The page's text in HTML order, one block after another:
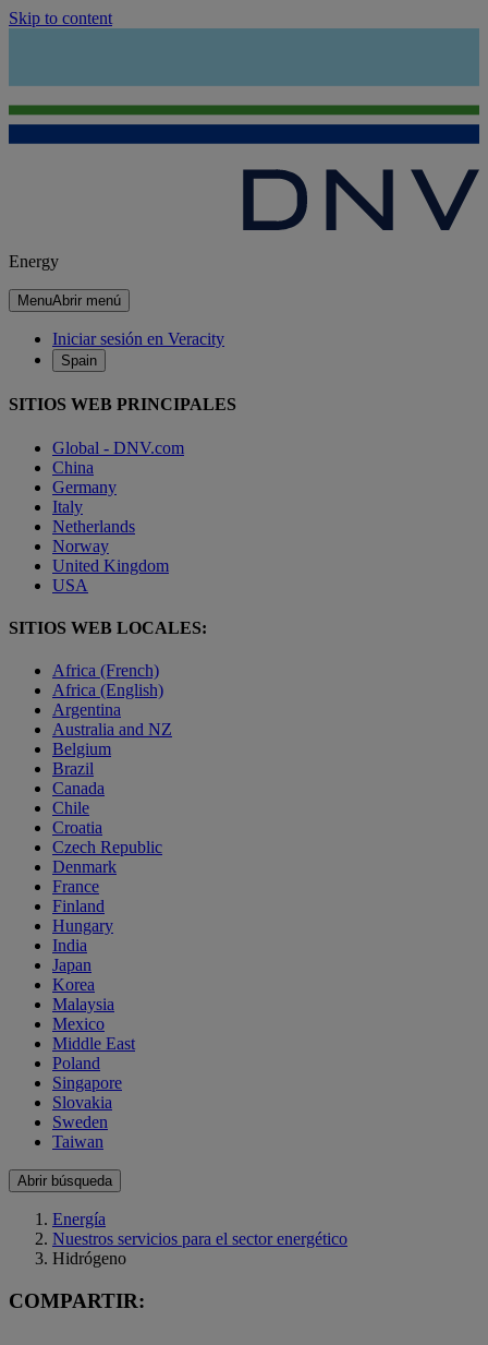
Skip to content
Energy
MenuAbrir menú
Iniciar sesión en Veracity
Spain
SITIOS WEB PRINCIPALES
Global - DNV.com
China
Germany
Italy
Netherlands
Norway
United Kingdom
USA
SITIOS WEB LOCALES:
Africa (French)
Africa (English)
Argentina
Australia and NZ
Belgium
Brazil
Canada
Chile
Croatia
Czech Republic
Denmark
France
Finland
Hungary
India
Japan
Korea
Malaysia
Mexico
Middle East
Poland
Singapore
Slovakia
Sweden
Taiwan
Abrir búsqueda
Energía
Nuestros servicios para el sector energético
Hidrógeno
COMPARTIR: